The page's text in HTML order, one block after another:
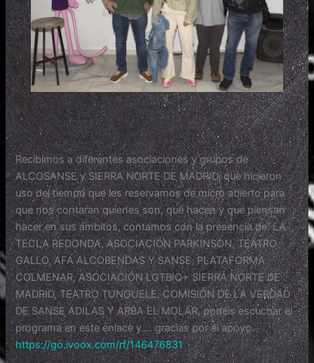
Recibimos a diferentes asociaciones y grupos de
ALCOSANSE y SIERRA NORTE DE MADRID, que hicieron
uso del tiempo que les reservamos de micro abierto para
que nos contaran quienes son, qué hacen y que piensan
hacer en sus ámbitos, contamos con la presencia de: LA
TECLA REDONDA, ASOCIACIÓN PARKINSON, TEATRO
GALLO, AFA ALCOBENDAS Y SANSE, PLATAFORMA
COLMENAR, ASOCIACIÓN LGTBIQ+ SIERRA NORTE DE
MADRID, TEATRO TUNGUELE, COMISIÓN DE LA VERDAD
DE SANSE ADILAS Y ARBA EL MOLAR, podéis escuchar el
programa en este enlace y…. gracias por el apoyo.
https://go.ivoox.com/rf/146476831